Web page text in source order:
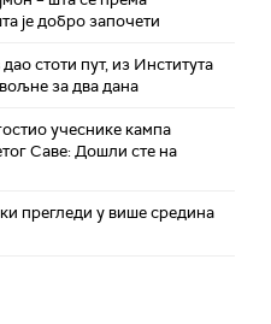
је добро започети
стоти пут, из Института
за два дана
учеснике кампа
Саве: Дошли сте на
прегледи у више средина